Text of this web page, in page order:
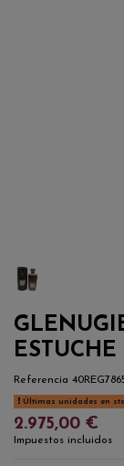
Referencia
Últimas unidades en
2.975,00 €
Impuestos incluidos